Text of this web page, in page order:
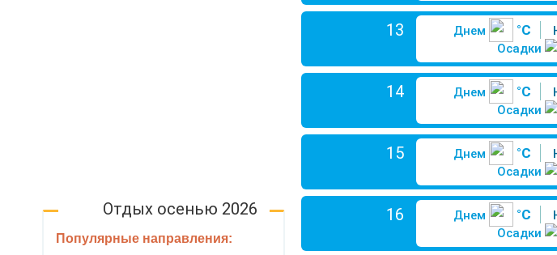
13 Днем °C
Осадки
14 Днем °C
Осадки
15 Днем °C
Осадки
16 Днем °C
Осадки
Отдых осенью 2026
Популярные направления: